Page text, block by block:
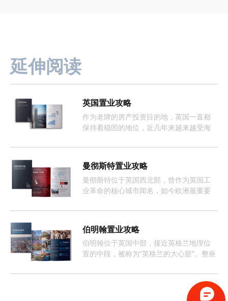
延伸阅读
英国置业攻略
作为老牌的房产投资目的地，英国一直都
保持着稳固的地位，近几年来越来越受海
曼彻斯特置业攻略
曼彻斯特位于英国西北部，曾作为英国工
业革命的核心城市闻名，如今欧洲最重要
伯明翰置业攻略
伯明翰位于英国中部，接近英格兰地理位
置的中段，被称为“英格兰的大心脏”。整座
伯明翰的租房市场长期呈现供不应求的情